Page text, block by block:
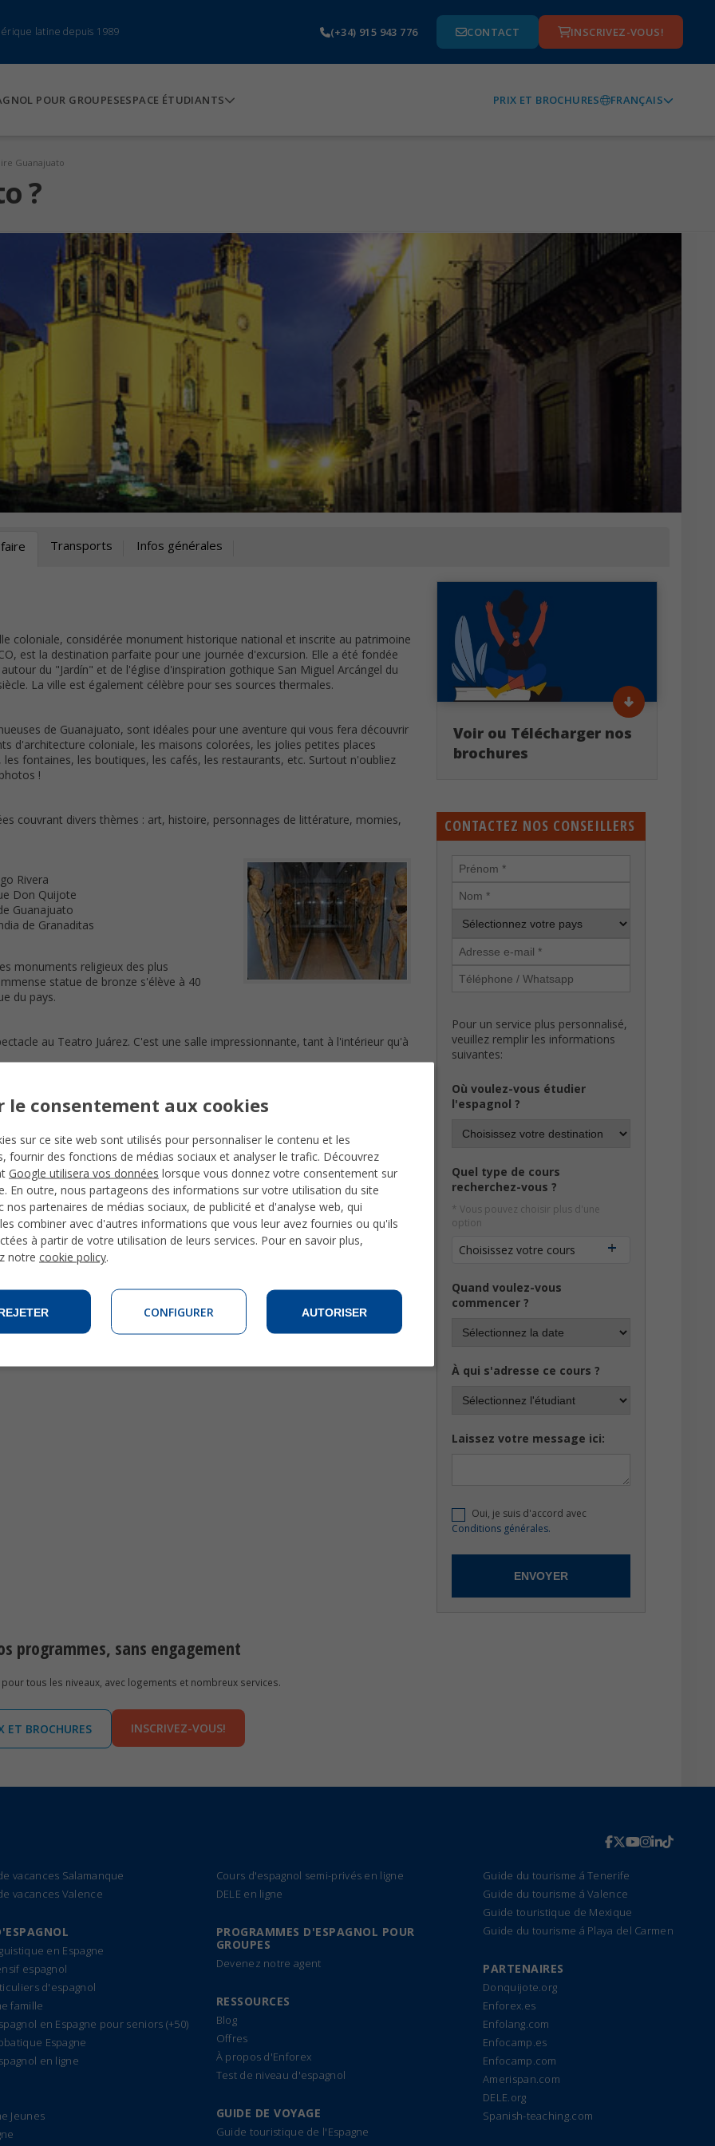
latine depuis 1989 (+34) 915 943 776 CONTACT INSCRIVEZ-VOUS!
POUR GROUPESESPACE ÉTUDIANTS PRIX ET BROCHURES FRANÇAIS
Guanajuato
?
Transports Infos générales
coloniale, considérée monument historique national et inscrite au patrimoine
est la destination parfaite pour une journée d'excursion. Elle a été fondée
du "Jardín" et de l'église d'inspiration gothique San Miguel Arcángel du
La ville est également célèbre pour ses sources thermales.
de Guanajuato, sont idéales pour une aventure qui vous fera découvrir
d'architecture coloniale, les maisons colorées, les jolies petites places
les fontaines, les boutiques, les cafés, les restaurants, etc. Surtout n'oubliez
!
couvrant divers thèmes : art, histoire, personnages de littérature, momies,
Rivera
Don Quijote
Guanajuato
de Granaditas
monuments religieux des plus
statue de bronze s'élève à 40
du pays.
au Teatro Juárez. C'est une salle impressionnante, tant à l'intérieur qu'à
l'espagnol à Guanajuato
d'espagnol à Guanajuato
à Guanajuato
excursions Mexicque
du Mexique
Mexique
Guide de Oaxaca
Guide de Playa del Cármen
Guide de Puerto Vallarta
Voir ou Télécharger nos
brochures
CONTACTEZ NOS CONSEILLERS
Pour un service plus personnalisé,
veuillez remplir les informations
suivantes:
Où voulez-vous étudier
l'espagnol ?
Quel type de cours
recherchez-vous ?
* Vous pouvez choisir plus d'une
option
Choisissez votre cours
Quand voulez-vous
commencer ?
À qui s'adresse ce cours ?
Laissez votre message ici:
Oui, je suis d'accord avec
Conditions générales.
programmes, sans engagement
tous les niveaux, avec logements et nombreux services.
ET BROCHURES INSCRIVEZ-VOUS!
vacances Salamanque
vacances Valence
en Espagne
espagnol
d'espagnol
famille
en Espagne pour seniors (+50)
Espagne
en ligne
Jeunes
Cours d'espagnol semi-privés en ligne
DELE en ligne
PROGRAMMES D'ESPAGNOL POUR
GROUPES
Devenez notre agent
RESSOURCES
Blog
Offres
À propos d'Enforex
Test de niveau d'espagnol
GUIDE DE VOYAGE
Guide touristique de l'Espagne
Guide du tourisme á Tenerife
Guide du tourisme á Valence
Guide touristique de Mexique
Guide du tourisme á Playa del Carmen
PARTENAIRES
Donquijote.org
Enforex.es
Enfolang.com
Enfocamp.es
Enfocamp.com
Amerispan.com
DELE.org
Spanish-teaching.com
le consentement aux cookies
sur ce site web sont utilisés pour personnaliser le contenu et les
fournir des fonctions de médias sociaux et analyser le trafic. Découvrez
Google utilisera vos données lorsque vous donnez votre consentement sur
En outre, nous partageons des informations sur votre utilisation du site
nos partenaires de médias sociaux, de publicité et d'analyse web, qui
combiner avec d'autres informations que vous leur avez fournies ou qu'ils
à partir de votre utilisation de leurs services. Pour en savoir plus,
notre cookie policy.
CONFIGURER AUTORISER